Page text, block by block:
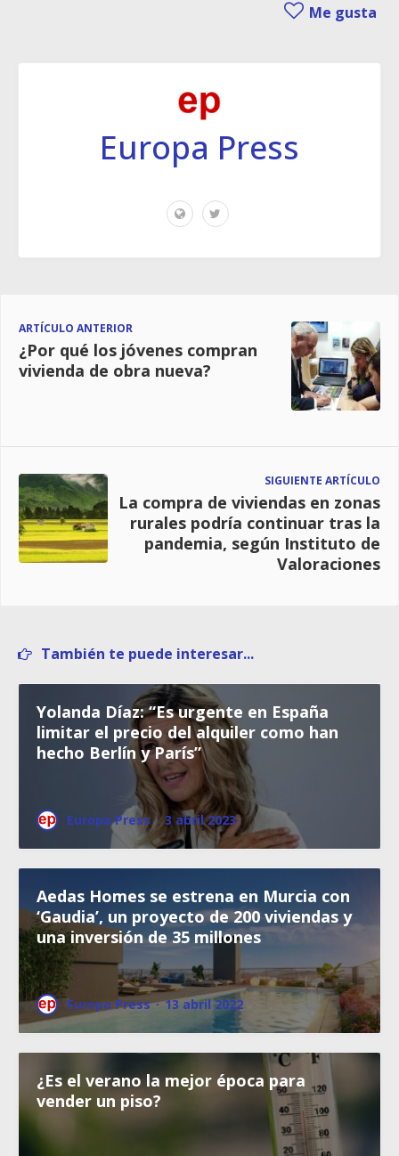
Me gusta
Europa Press
ARTÍCULO ANTERIOR
¿Por qué los jóvenes compran
vivienda de obra nueva?
SIGUIENTE ARTÍCULO
La compra de viviendas en zonas
rurales podría continuar tras la
pandemia, según Instituto de
Valoraciones
También te puede interesar...
Yolanda Díaz: “Es urgente en España
limitar el precio del alquiler como han
hecho Berlín y París”
Europa Press · 3 abril 2023
Aedas Homes se estrena en Murcia con
‘Gaudia’, un proyecto de 200 viviendas y
una inversión de 35 millones
Europa Press · 13 abril 2022
¿Es el verano la mejor época para
vender un piso?